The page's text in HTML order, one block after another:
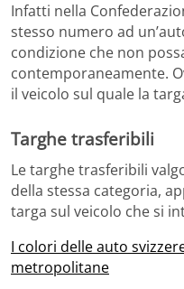
Infatti nella
stesso numero ad
condizione che non
contemporaneamente.
il veicolo sul quale la
Targhe trasferibili
Le targhe trasferibili
della stessa categoria,
targa sul veicolo che si
I colori delle auto
metropolitane